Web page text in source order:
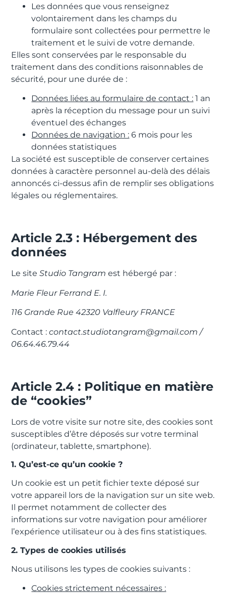
Les données que vous renseignez
volontairement dans les champs du
formulaire sont collectées pour permettre le
traitement et le suivi de votre demande.
Elles sont conservées par le responsable du
traitement dans des conditions raisonnables de
sécurité, pour une durée de :
Données liées au formulaire de contact : 1 an
après la réception du message pour un suivi
éventuel des échanges
Données de navigation : 6 mois pour les
données statistiques
La société est susceptible de conserver certaines
données à caractère personnel au-delà des délais
annoncés ci-dessus afin de remplir ses obligations
légales ou réglementaires.
Article 2.3 : Hébergement des
données
Le siteStudio Tangramest hébergé par :
Marie Fleur Ferrand E. I.
116 Grande Rue 42320 Valfleury FRANCE
Contact : contact.studiotangram@gmail.com /
06.64.46.79.44
Article 2.4 : Politique en matière
de “cookies”
Lors de votre visite sur notre site, des cookies sont
susceptibles d’être déposés sur votre terminal
(ordinateur, tablette, smartphone).
1. Qu’est-ce qu’un cookie ?
Un cookie est un petit fichier texte déposé sur
votre appareil lors de la navigation sur un site web.
Il permet notamment de collecter des
informations sur votre navigation pour améliorer
l’expérience utilisateur ou à des fins statistiques.
2. Types de cookies utilisés
Nous utilisons les types de cookies suivants :
Cookies strictement nécessaires :